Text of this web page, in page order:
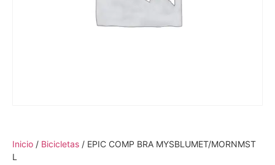
Inicio / Bicicletas / EPIC COMP BRA MYSBLUMET/MORNMST
L